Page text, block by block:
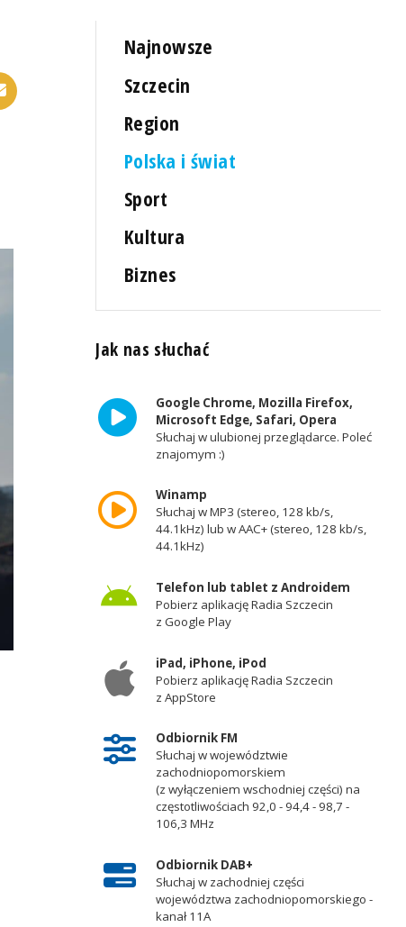
Najnowsze
Szczecin
Region
Polska i świat
Sport
Kultura
Biznes
Jak nas słuchać
Google Chrome, Mozilla Firefox,
Microsoft Edge, Safari, Opera
Słuchaj w ulubionej przeglądarce. Poleć
znajomym :)
Winamp
Słuchaj w MP3 (stereo, 128 kb/s,
44.1kHz) lub w AAC+ (stereo, 128 kb/s,
44.1kHz)
Telefon lub tablet z Androidem
Pobierz aplikację Radia Szczecin
z Google Play
iPad, iPhone, iPod
Pobierz aplikację Radia Szczecin
z AppStore
Odbiornik FM
Słuchaj w województwie
zachodniopomorskiem
(z wyłączeniem wschodniej części) na
częstotliwościach 92,0 - 94,4 - 98,7 -
106,3 MHz
Odbiornik DAB+
Słuchaj w zachodniej części
województwa zachodniopomorskiego -
kanał 11A